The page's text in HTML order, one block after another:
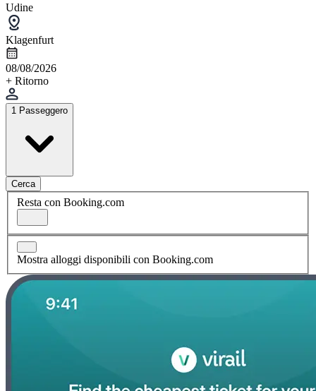
Udine
Klagenfurt
08/08/2026
+ Ritorno
1 Passeggero
Cerca
Resta con Booking.com
Mostra alloggi disponibili con Booking.com